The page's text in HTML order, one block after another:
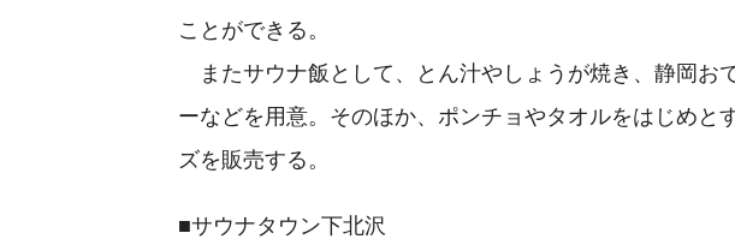
ことができる。
またサウナ飯として、とん汁やしょうが焼き、静岡お
ーなどを用意。そのほか、ポンチョやタオルをはじめと
ズを販売する。
■サウナタウン下北沢